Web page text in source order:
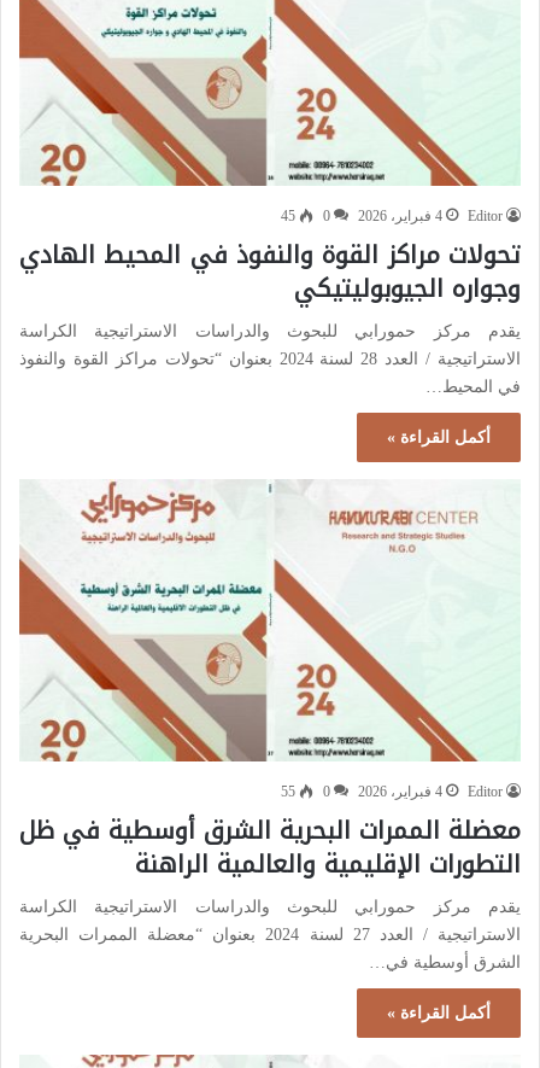
Editor 4 فبراير، 2026 0
45
تحولات مراكز القوة والنفوذ في المحيط الهادي
وجواره الجيوبوليتيكي
يقدم مركز حمورابي للبحوث والدراسات الاستراتيجية الكراسة
الاستراتيجية / العدد 28 لسنة 2024 بعنوان “تحولات مراكز القوة والنفوذ
في المحيط…
أكمل القراءة »
Editor 4 فبراير، 2026 0
55
معضلة الممرات البحرية الشرق أوسطية في ظل
التطورات الإقليمية والعالمية الراهنة
يقدم مركز حمورابي للبحوث والدراسات الاستراتيجية الكراسة
الاستراتيجية / العدد 27 لسنة 2024 بعنوان “معضلة الممرات البحرية
الشرق أوسطية في…
أكمل القراءة »